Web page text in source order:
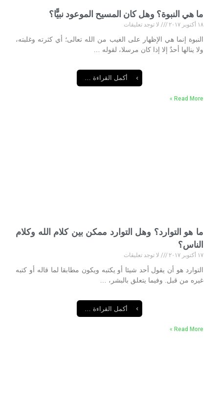
ما هي النبوة؟ وهل كان المسيح الموعود نبيًّا؟
١٨ أكتوبر ٢٠١٧
لا توجد تعليقات
النبوة إنما هي الإظهار على الغيب من الله تعالى؛ أي كثرته وغلبته،
ولا ينالها أحدٌ إلا إذا كان مرسلا، لقوله …
أكمل القراءة …
Read More »
ما هو التوارد؟ وهل التوارد ممكن بين كلام الله وكلام
الناس؟
١٧ أكتوبر ٢٠١٧
لا توجد تعليقات
التوارد هو أن يقول أحد شيئا أو يكتبه ويكون مطابقا لما قاله أو كتبه
غيره من قبل. وفيما يتعلق بالبشر، …
أكمل القراءة …
Read More »